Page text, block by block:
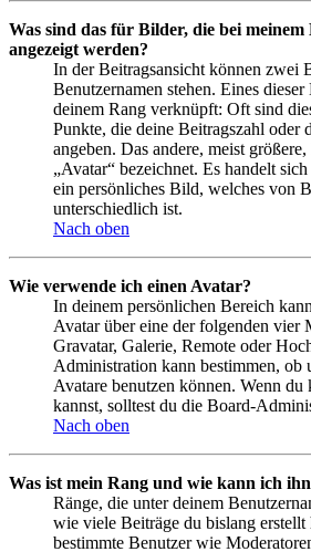
Was sind das für Bilder, die bei meinem
angezeigt werden?
In der Beitragsansicht können zwei
Benutzernamen stehen. Eines
deinem Rang verknüpft: Oft sind
Punkte, die deine Beitragszahl oder
angeben. Das andere, meist
„Avatar“ bezeichnet. Es handelt
ein persönliches Bild, welches von
unterschiedlich ist.
Nach oben
Wie verwende ich einen Avatar?
In deinem persönlichen Bereich
Avatar über eine der folgenden vier
Gravatar, Galerie, Remote oder
Administration kann bestimmen, ob
Avatare benutzen können. Wenn du
kannst, solltest du die Board-
Nach oben
Was ist mein Rang und wie kann ich
Ränge, die unter deinem
wie viele Beiträge du bislang erstellt
bestimmte Benutzer wie